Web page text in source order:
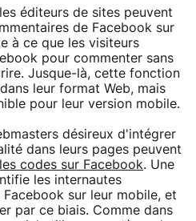
éditeurs de sites peuvent
de Facebook sur
à ce que les visiteurs
pour commenter sans
Jusque-là, cette fonction
leur format Web, mais
pour leur version mobile.
désireux d'intégrer
dans leurs pages peuvent
les codes sur Facebook. Une
les internautes
sur leur mobile, et
par ce biais. Comme dans